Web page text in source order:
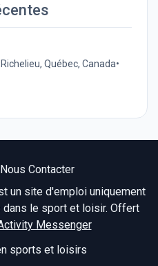
Québec, Canada•
Nous Contacter
un site d'emploi uniquement
le sport et loisir. Offert
Messenger
sports et loisirs